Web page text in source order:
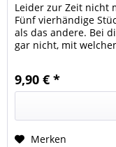
Leider zur Zeit nicht
Fünf vierhändige
als das andere. Bei
gar nicht, mit
9,90 € *
Merken